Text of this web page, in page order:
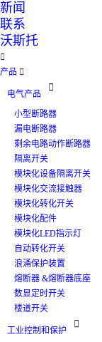
新闻
联系
沃斯托

产品 
电气产品

小型断路器
漏电断路器
剩余电路动作断路器
隔离开关
模块化设备隔离开关
模块化交流接触器
模块化转化开关
模块化配件
模块化LED指示灯
自动转化开关
浪涌保护装置
熔断器 &熔断器底座
数显定时开关
楼道开关
工业控制和保护
